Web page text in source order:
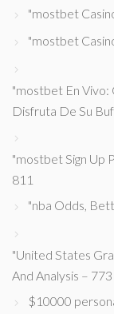
"mostbet
"mostbet
"mostbet En Vivo:
Disfruta De Su
"mostbet Sign Up
811
"nba Odds,
"United States
And Analysis – 773
$10000